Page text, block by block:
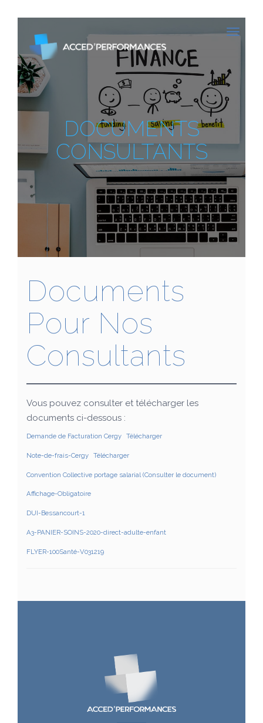
DOCUMENTS
CONSULTANTS
Documents
Pour Nos
Consultants
Vous pouvez consulter et télécharger les
documents ci-dessous :
Demande de Facturation Cergy Télécharger
Note-de-frais-Cergy Télécharger
Convention Collective portage salarial (Consulter le document)
Affichage-Obligatoire
DUI-Bessancourt-1
A3-PANIER-SOINS-2020-direct-adulte-enfant
FLYER-100Santé-V031219